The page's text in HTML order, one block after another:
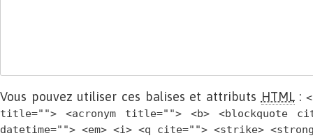
Vous pouvez utiliser ces balises et attributs HTML:
title=""> <acronym title=""> <b> <blockquote
datetime=""> <em> <i> <q cite=""> <strike>